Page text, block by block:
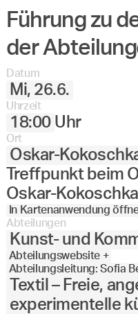
Führung zu
der
Datum
Mi, 26.6.
Uhrzeit
18:00 Uhr
Ort
Oskar-
Treffpunkt beim
Oskar-
In Kartenanwendung
Abteilungen
Kunst- und
Abteilungswebsite +
Abteilungsleitung: Sofia
Textil – Freie,
experimentelle